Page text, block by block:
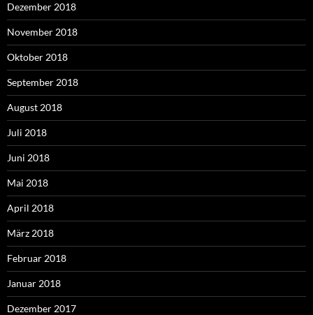
Dezember 2018
November 2018
Oktober 2018
September 2018
August 2018
Juli 2018
Juni 2018
Mai 2018
April 2018
März 2018
Februar 2018
Januar 2018
Dezember 2017